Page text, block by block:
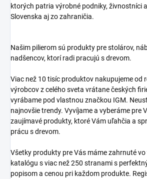
ktorých patria výrobné podniky, živnostníci
Slovenska aj zo zahraničia.
Našim pilierom sú produkty pre stolárov,
nadšencov, ktorí radi pracujú s drevom.
Viac než 10 tisíc produktov nakupujeme od
výrobcov z celého sveta vrátane českých
vyrábame pod vlastnou značkou IGM.
najnovšie trendy. Vyvíjame a vyberáme pre
zaujímavé produkty, ktoré Vám uľahčia a
prácu s drevom.
Všetky produkty pre Vás máme zahrnuté
katalógu s viac než 250 stranami s
popisom a cenou pri každom produkte.